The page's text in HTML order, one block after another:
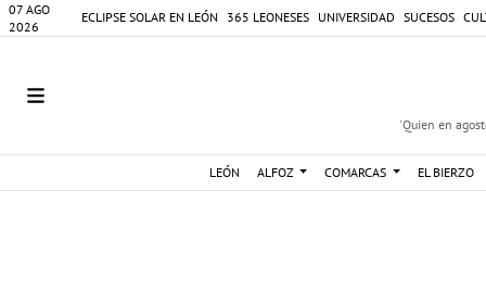
07 AGO
2026
ECLIPSE SOLAR EN LEÓN 365 LEONESES UNIVERSIDAD SUCESOS
'Quien en
LEÓN ALFOZ COMARCAS EL BIERZO